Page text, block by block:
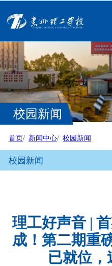
校园新闻
首页 新闻中心 校园新闻
校园新闻
理工好声音 |
成！第二期重
已就位，